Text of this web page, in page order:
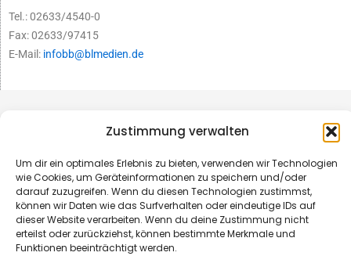
Zustimmung verwalten
Um dir ein optimales Erlebnis zu bieten, verwenden wir Technologien
wie Cookies, um Geräteinformationen zu speichern und/oder
darauf zuzugreifen. Wenn du diesen Technologien zustimmst,
können wir Daten wie das Surfverhalten oder eindeutige IDs auf
dieser Website verarbeiten. Wenn du deine Zustimmung nicht
erteilst oder zurückziehst, können bestimmte Merkmale und
Funktionen beeinträchtigt werden.
Tel.: 02633/4540-0
Fax: 02633/97415
E-Mail: infobb@blmedien.de